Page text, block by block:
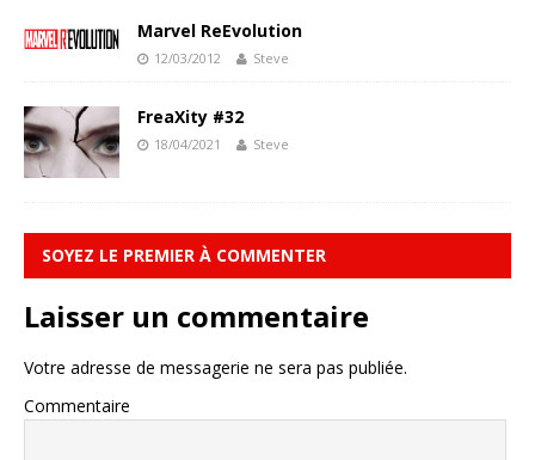
Marvel ReEvolution
12/03/2012 Steve
FreaXity #32
18/04/2021 Steve
SOYEZ LE PREMIER À COMMENTER
Laisser un commentaire
Votre adresse de messagerie ne sera pas publiée.
Commentaire